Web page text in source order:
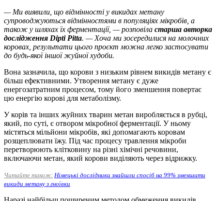
— Ми виявили, що відмінності у викидах метану
супроводжуються відмінностями в популяціях мікробів, а
також у шляхах їх ферментації, — розповіла старша авторка
дослідження Dipti Pitta. — Хоча ми зосередилися на молочних
коровах, результати цього проєкт можна легко застосувати
до будь-якої іншої жуйної худоби.
Вона зазначила, що корови з низьким рівнем викидів метану є
більш ефективними. Утворення метану є дуже
енергозатратним процесом, тому його зменшення повертає
цю енергію корові для метаболізму.
У корів та інших жуйних тварин метан виробляється в рубці,
який, по суті, є отвором мікробної ферментації. У ньому
містяться мільйони мікробів, які допомагають коровам
розщеплювати їжу. Під час процесу травлення мікроби
перетворюють клітковину на різні хімічні речовини,
включаючи метан, який корови виділяють через відрижку.
Читайте також: Німецькі дослідники знайшли спосіб на 99% зменшити
викиди метану з гноївки